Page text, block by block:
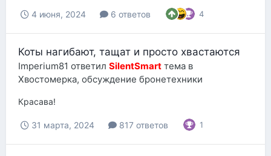
4 июня, 2024 6 ответов 4
Коты нагибают, тащат и просто хвастаются
Imperium81 ответил SilentSmart тема в
Хвостомерка, обсуждение бронетехники
Красава!
31 марта, 2024 817 ответов 1